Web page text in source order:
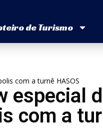
de Turismo
com a turnê HASOS
especial
com a